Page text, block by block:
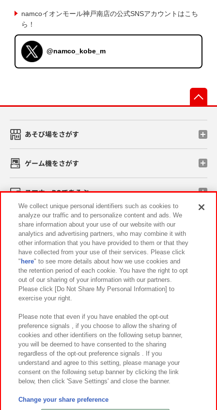
namcoイオンモール神戸南店の公式SNSアカウントはこち
ら！
@namco_kobe_m
あそび場をさがす
ゲーム機をさがす
スマホ・PCであそぶ
イベント・キャンペーン
関連会社 サステナビリティ サイトポリシー
プライバシーポリシー ウェブアクセシビリティ方針と検証結果
お取引先さまとともに
カスタマーハラスメント対応方針 よくあるご質問・お問い合わせ
©Bandai Namco Amusement Inc.
©Bandai Namco Amusement Lab Inc.
We collect unique personal identifiers such as cookies to
analyze our traffic and to personalize content and ads. We
share information about your use of our website with our
analytics and advertising partners, who may combine it with
other information that you have provided to them or that they
have collected from your use of their services. Please click
" here" to see more details about how we use cookies and
the retention period of each cookie. You have the right to opt
out of our sharing of your information with our partners.
Please click [Do Not Share My Personal Information] to
exercise your right.
Please note that even if you have enabled the opt-out
preference signals , if you choose to allow the sharing of
cookies and other identifiers on the following setup banner,
you will be deemed to have consented to the sharing
regardless of the opt-out preference signals . If you
understand and agree to this setting, please manage your
consent on the following setup banner by clicking the link
below, then click 'Save Settings' and close the banner.
Change your share preference